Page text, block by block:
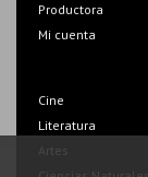
Productora
Mi cuenta
Cine
Literatura
Artes